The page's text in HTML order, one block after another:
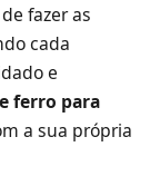
fazer as
cada
e
ferro para
a sua própria